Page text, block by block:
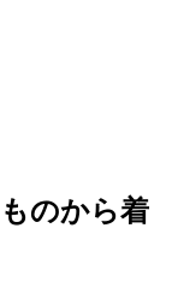
のから着